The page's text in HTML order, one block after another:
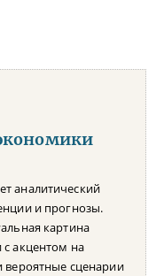
аналитический
и прогнозы.
картина
с акцентом на
вероятные сценарии